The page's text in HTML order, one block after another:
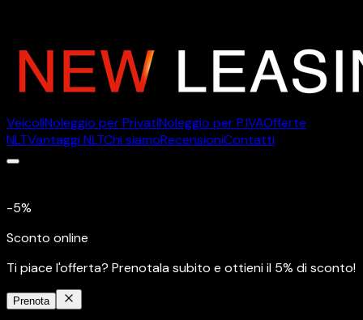
VeicoliNoleggio per PrivatiNoleggio per P.IVAOfferte
NLTVantaggi NLTChi siamoRecensioniContatti
-5%
Sconto online
Ti piace l'offerta? Prenotala subito e ottieni il 5% di sconto!
Prenota